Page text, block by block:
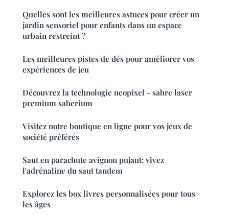
Quelles sont les meilleures astuces pour créer un
jardin sensoriel pour enfants dans un espace
urbain restreint ?
Les meilleures pistes de dés pour améliorer vos
expériences de jeu
Découvrez la technologie neopixel - sabre laser
premium saberium
Visitez notre boutique en ligne pour vos jeux de
société préférés
Saut en parachute avignon pujaut: vivez
l'adrénaline du saut tandem
Explorez les box livres personnalisées pour tous
les âges